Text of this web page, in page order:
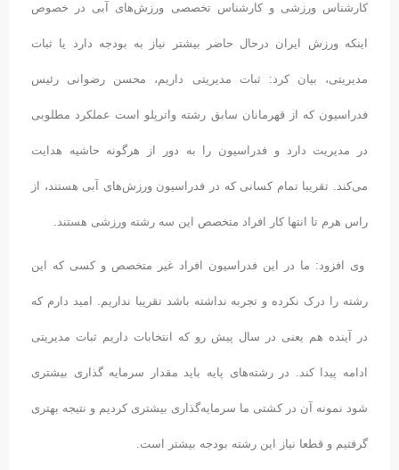
کارشناس ورزشی و کارشناس تخصصی ورزش‌های آبی در خصوص
اینکه ورزش ایران درحال حاضر بیشتر نیاز به بودجه دارد یا ثبات
مدیریتی، بیان کرد: ثبات مدیریتی داریم، محسن رضوانی رئیس
فدراسیون که از قهرمانان سابق رشته واترپلو است عملکرد مطلوبی
در مدیریت دارد و فدراسیون را به دور از هرگونه حاشیه هدایت
می‌کند. تقریبا تمام کسانی که در فدراسیون ورزش‌‌های آبی هستند، از
راس هرم تا انتها کار افراد متخصص این سه رشته ورزشی هستند.
وی افزود: ما در این فدراسیون افراد غیر متخصص و کسی که این
رشته را درک نکرده و تجربه نداشته باشد تقریبا نداریم. امید دارم که
در آینده هم یعنی در سال پیش رو که انتخابات داریم ثبات مدیریتی
ادامه پیدا کند. در رشته‌های پایه باید مقدار سرمایه گذاری بیشتری
شود نمونه آن در کشتی ما سرمایه‌گذاری بیشتری کردیم و نتیجه بهتری
گرفتیم و قطعا نیاز این رشته بودجه بیشتر است.